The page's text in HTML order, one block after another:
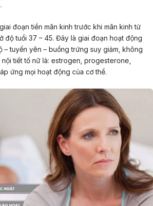
đoạn tiền mãn kinh trước khi mãn kinh từ
độ tuổi 37 – 45. Đây là giai đoạn hoạt động
– tuyến yên – buồng trứng suy giảm, không
tiết tố nữ là: estrogen, progesterone,
ứng mọi hoạt động của cơ thể.